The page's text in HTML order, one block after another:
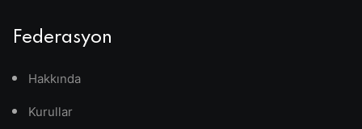
Federasyon
Hakkında
Kurullar